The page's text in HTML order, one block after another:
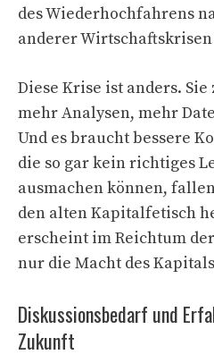
des Wiederhochfahrens
anderer
Diese Krise ist anders.
mehr Analysen, mehr
Und es braucht bessere
die so gar kein richtiges
ausmachen können,
den alten Kapitalfetisch
erscheint im Reichtum
nur die Macht des
Diskussionsbedarf und
Zukunft